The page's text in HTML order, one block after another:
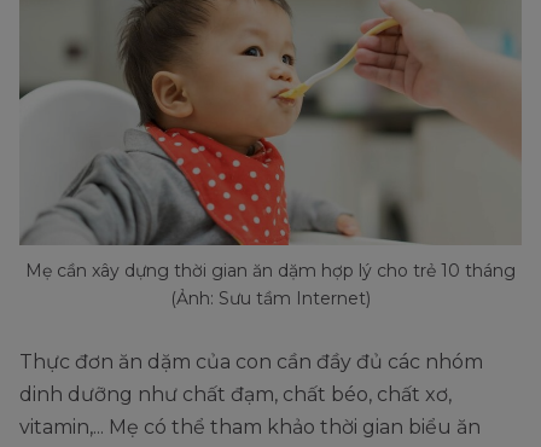
Mẹ cần xây dựng thời gian ăn dặm hợp lý cho trẻ 10 tháng
(Ảnh: Sưu tầm Internet)
Thực đơn ăn dặm của con cần đầy đủ các nhóm
dinh dưỡng như chất đạm, chất béo, chất xơ,
vitamin,... Mẹ có thể tham khảo thời gian biểu ăn